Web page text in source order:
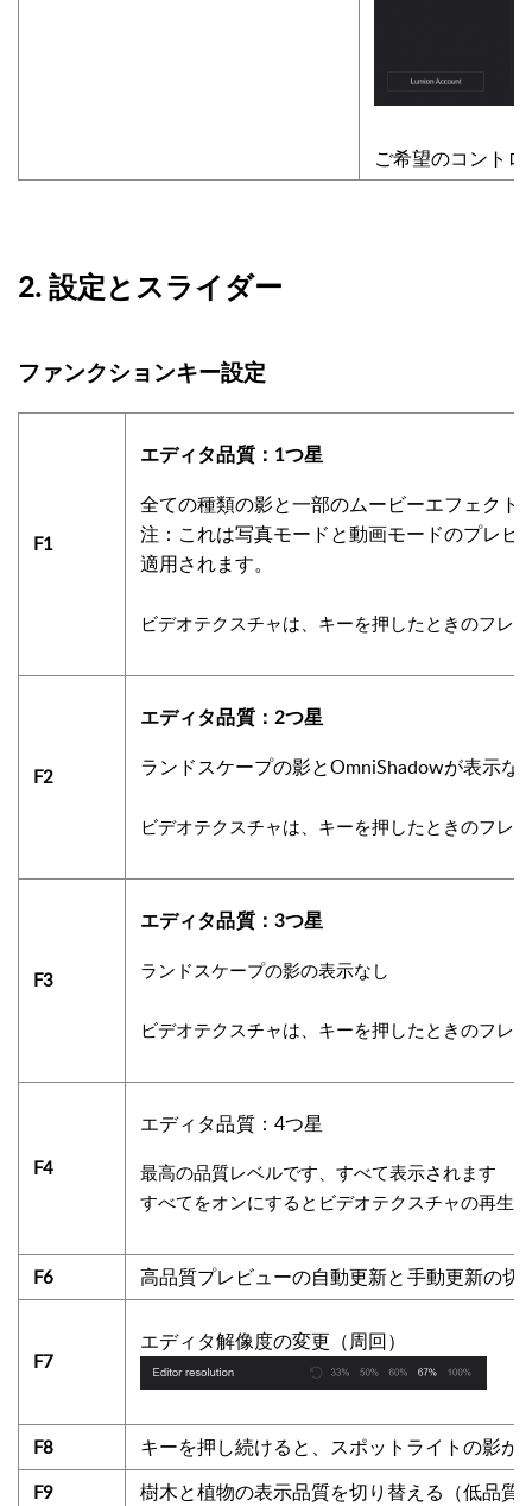
ご希望のコント
2. 設定とスライダー
ファンクションキー設定
F1
エディタ品質：1つ星
全ての種類の影と一部のムービーエフェクト
注：これは写真モードと動画モードのプレ
適用されます。
ビデオテクスチャは、キーを押したときのフレ
F2
エディタ品質：2つ星
ランドスケープの影とOmniShadowが表示な
ビデオテクスチャは、キーを押したときのフレ
F3
エディタ品質：3つ星
ランドスケープの影の表示なし
ビデオテクスチャは、キーを押したときのフレ
F4
エディタ品質：4つ星
最高の品質レベルです、すべて表示されます
すべてをオンにするとビデオテクスチャの再生
F6 高品質プレビューの自動更新と手動更新の切
F7
エディタ解像度の変更（周回）
F8 キーを押し続けると、スポットライトの影が
F9 樹木と植物の表示品質を切り替える（低品質